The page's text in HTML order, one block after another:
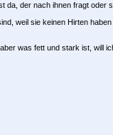
da, der nach ihnen fragt oder
weil sie keinen Hirten
was fett und stark ist, will